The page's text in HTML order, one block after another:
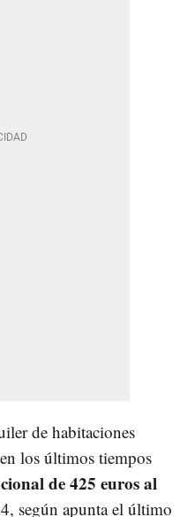
de habitaciones
los últimos tiempos
de 425 euros al
según apunta el último